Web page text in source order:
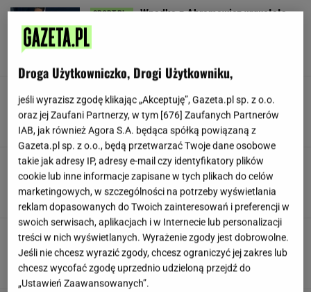
Wpadka z Abramowicz wywołała
szum. U Świątek wydarzyło się coś
Koledzy z branży nie mieli litości dla Kłeczka.
"Odpiął wrotki"
Były szef PIP szuka pracy. Prosi
o radę. "Jakiej domagać się pensji?"
SUBSKRYPCJA
Atak na "rosyjski Amazon". Płonie centrum
logistyczne Wildberries w Jekaterynburgu
Droga Użytkowniczko, Drogi Użytkowniku,
jeśli wyrazisz zgodę klikając „Akceptuję”, Gazeta.pl sp. z o.o.
oraz jej Zaufani Partnerzy, w tym [676] Zaufanych Partnerów
IAB, jak również Agora S.A. będąca spółką powiązaną z
Gazeta.pl sp. z o.o., będą przetwarzać Twoje dane osobowe
takie jak adresy IP, adresy e-mail czy identyfikatory plików
cookie lub inne informacje zapisane w tych plikach do celów
marketingowych, w szczególności na potrzeby wyświetlania
reklam dopasowanych do Twoich zainteresowań i preferencji w
swoich serwisach, aplikacjach i w Internecie lub personalizacji
treści w nich wyświetlanych. Wyrażenie zgody jest dobrowolne.
Jeśli nie chcesz wyrazić zgody, chcesz ograniczyć jej zakres lub
chcesz wycofać zgodę uprzednio udzieloną przejdź do
„Ustawień Zaawansowanych”.